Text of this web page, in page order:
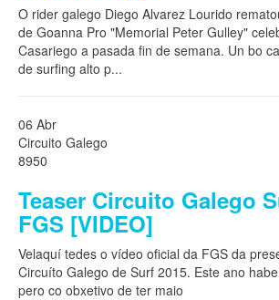
O rider galego Diego Alvarez Lourido
de Goanna Pro "Memorial Peter Gulley"
Casariego a pasada fin de semana. Un bo
de surfing alto p...
06 Abr
Circuito Galego
8950
Teaser Circuito Galego
FGS [VIDEO]
Velaquí tedes o vídeo oficial da FGS da
Circuíto Galego de Surf 2015. Este ano
pero co obxetivo de ter maio